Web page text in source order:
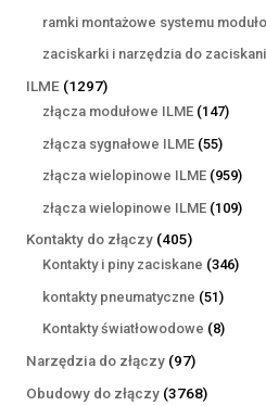
produktów
ramki montażowe systemu
zaciskarki i narzędzia do
ILME 12971297
produktów
złącza modułowe ILME 147147
złącza sygnałowe ILME 5555
złącza wielopinowe ILME 959959
złącza wielopinowe ILME 109109
Kontakty do złączy 405405
produktów
Kontakty i piny zaciskane 346346
kontakty pneumatyczne 5151
Kontakty światłowodowe 88
Narzędzia do złączy 9797
produktów
Obudowy do złączy 37683768